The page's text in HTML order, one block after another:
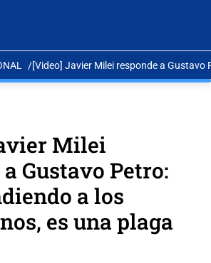
[Video] Javier Milei responde a
Milei
Gustavo Petro:
a los
es una plaga